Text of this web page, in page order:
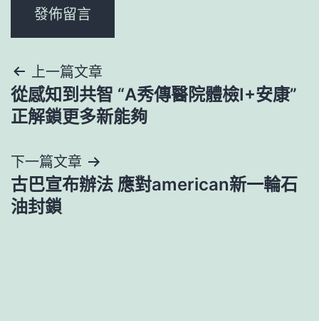
文
章
覽
上一篇文章
從感知到共智 “A秀傳醫院體檢I+安康”
正解鎖更多新能夠
下一篇文章
古巴宣布辦法 應對american新一輪石
油封鎖